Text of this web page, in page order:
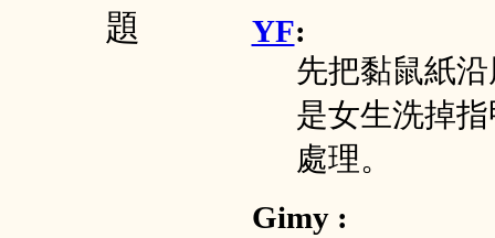
題
YF:
先把黏鼠紙
是女生洗掉
處理。
Gimy :